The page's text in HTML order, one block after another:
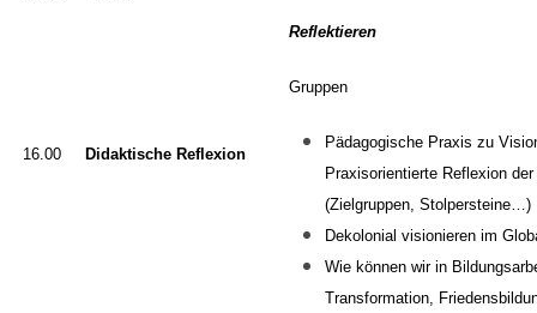
16.00 Didaktische Reflexion
Reflektieren
Gruppen
Pädagogische Praxis zu
Praxisorientierte Reflexion
(Zielgruppen, Stolpersteine…)
Dekolonial visionieren im
Wie können wir in Bildungs
Transformation,